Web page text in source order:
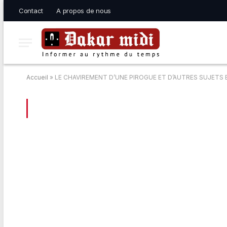
Contact A propos de nous
Accueil » LE CHAVIREMENT D’UNE PIROGUE ET D’AUTRES SUJETS